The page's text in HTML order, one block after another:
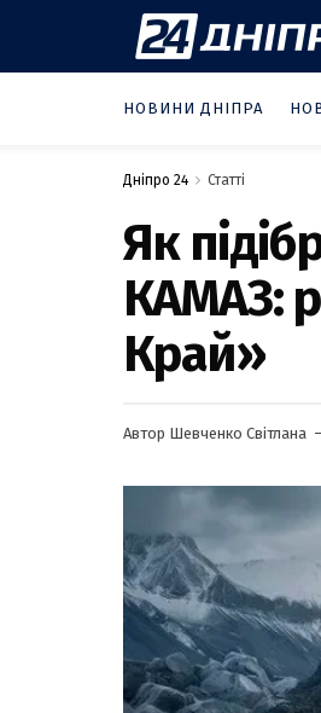
НОВИНИ ДНІПРА
Дніпро 24 Статті
Як
КАМАЗ:
Край»
Автор Шевченко Світлана